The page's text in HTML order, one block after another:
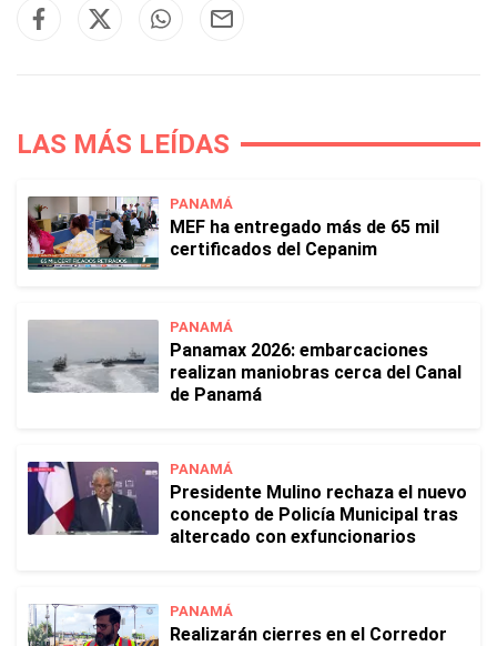
LAS MÁS LEÍDAS
PANAMÁ
MEF ha entregado más de 65 mil
certificados del Cepanim
PANAMÁ
Panamax 2026: embarcaciones
realizan maniobras cerca del Canal
de Panamá
PANAMÁ
Presidente Mulino rechaza el nuevo
concepto de Policía Municipal tras
altercado con exfuncionarios
PANAMÁ
Realizarán cierres en el Corredor